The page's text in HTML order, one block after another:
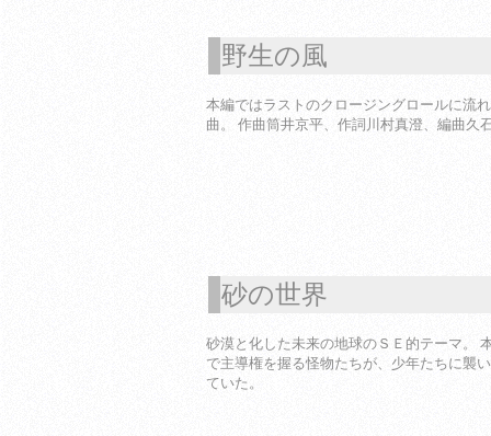
野生の風
本編ではラストのクロージングロールに流
曲。 作曲筒井京平、作詞川村真澄、編曲
砂の世界
砂漠と化した未来の地球のＳＥ的テーマ。
で主導権を握る怪物たちが、少年たちに襲
ていた。